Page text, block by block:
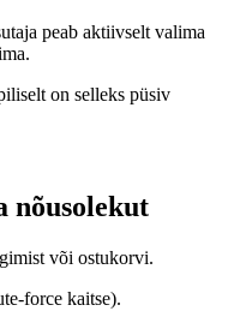
peab aktiivselt valima
on selleks püsiv
nõusolekut
või ostukorvi.
force kaitse).